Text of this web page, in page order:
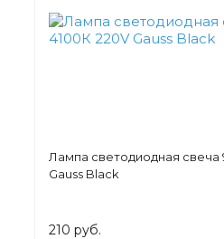
Лампа светодиодная свеча
Gauss Black
210 руб.